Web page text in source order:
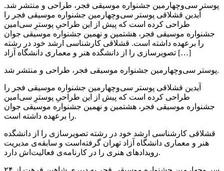
پوستر سی‌وچهارمین جشنواره موسیقی فجر، طراحی و منتشر شد.
آیدین قشلاقی پوستر سی‌وچهارمین جشنواره موسیقی فجر را
طراحی کرده است که پیش از این طراحیِ پوسترِ سی‌امین
جشنواره موسیقی فجر، هشتمین و نهمین جشنواره موسیقی جوان
را برعهده داشته است. قشلاقی کارشناسی ارشد خود در رشته
تصویرسازی را از دانشگده هنر و معماری دانشگاه آزاد […]
پوستر سی‌وچهارمین جشنواره موسیقی فجر، طراحی و منتشر شد.
آیدین قشلاقی پوستر سی‌وچهارمین جشنواره موسیقی فجر را
طراحی کرده است که پیش از این طراحیِ پوسترِ سی‌امین
جشنواره موسیقی فجر، هشتمین و نهمین جشنواره موسیقی جوان
را برعهده داشته است.
قشلاقی کارشناسی ارشد خود در رشته تصویرسازی را از دانشگده
هنر و معماری دانشگاه آزاد تهران گرفته‌است و سابقه‌ی مدیریت
رویدادهای هنری را در کارنامه‌ی فعالیت‌اش دارد.